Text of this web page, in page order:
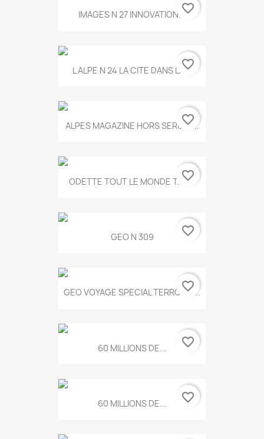
IMAGES N 27 INNOVATION...favorite_border
L ALPE N 24 LA CITE DANS LA...
favorite_border
ALPES MAGAZINE HORS SERIE N...
favorite_border
ODETTE TOUT LE MONDE T.546
favorite_border
GEO N 309 favorite_border
GEO VOYAGE SPECIAL TERROIRS...
favorite_border
60 MILLIONS DE... favorite_border
60 MILLIONS DE... favorite_border